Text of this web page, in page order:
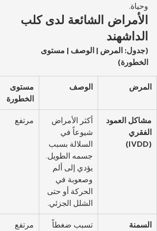
وحياة.
الأمراض الشائعة لدى كلب
الداشهند
(جدول: المرض | الوصف | مستوى
الخطورة)
المرض الوصف
مستوى
الخطورة
مشاكل العمود
الفقري
(IVDD)
أكثر الأمراض
شيوعاً في
السلالة بسبب
جسمه الطويل.
يؤدي إلى ألم
وصعوبة في
الحركة أو حتى
الشلل الجزئي.
مرتفع
السمنة
تسبب ضغطاً
مرتفع